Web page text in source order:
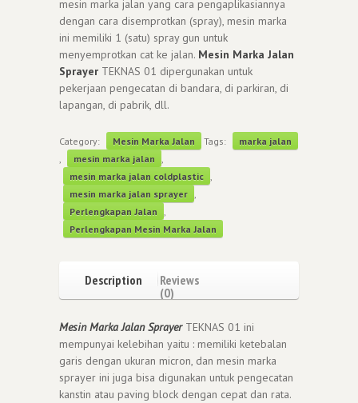
mesin marka jalan yang cara pengaplikasiannya
dengan cara disemprotkan (spray), mesin marka
ini memiliki 1 (satu) spray gun untuk
menyemprotkan cat ke jalan. Mesin Marka Jalan
Sprayer TEKNAS 01 dipergunakan untuk
pekerjaan pengecatan di bandara, di parkiran, di
lapangan, di pabrik, dll.
Category: Mesin Marka Jalan Tags:
marka jalan
mesin marka jalan
mesin marka jalan coldplastic
mesin marka jalan sprayer
Perlengkapan Jalan
Perlengkapan Mesin Marka Jalan
Description
Reviews
(0)
Mesin Marka Jalan SprayerTEKNAS 01 ini
mempunyai kelebihan yaitu : memiliki ketebalan
garis dengan ukuran micron, dan mesin marka
sprayer ini juga bisa digunakan untuk pengecatan
kanstin atau paving block dengan cepat dan rata.